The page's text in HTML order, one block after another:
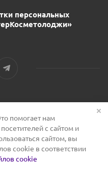
персональных
помогает нам
с сайтом и
сайтом, вы
cookie в соответствии
cookie